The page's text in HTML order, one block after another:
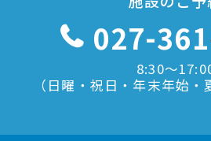
027-
8:30〜
（日曜・祝日・年末年始・